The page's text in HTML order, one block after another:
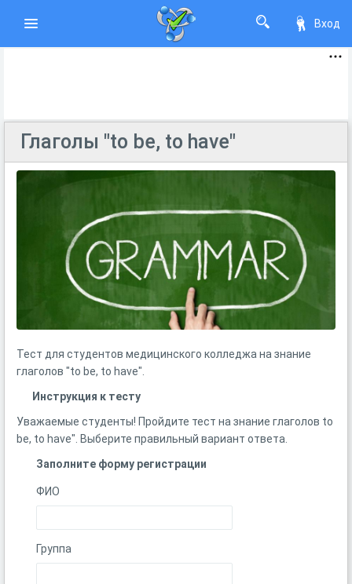
Вход
Глаголы "to be, to have"
Тест для студентов медицинского колледжа на знание
глаголов "to be, to have".
Инструкция к тесту
Уважаемые студенты! Пройдите тест на знание глаголов to
be, to have". Выберите правильный вариант ответа.
Заполните форму регистрации
ФИО
Группа